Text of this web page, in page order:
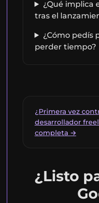
¿Qué implica
tras el
¿Cómo pedís
perder tiempo?
¿Primera vez
desarrollador
completa →
¿Listo